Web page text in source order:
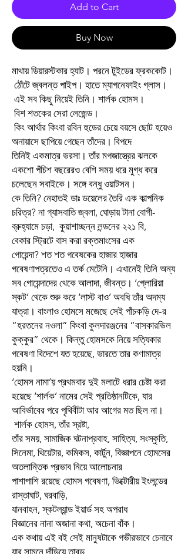
Add to Cart
Buy Now
মাথায় ডিয়ারস্টকার হ্যাট। পরনে টুইডের ফ্রককোট।
ঠোঁটে জ্বলন্ত পাইপ। হাতে ম্যাগনেফাইং গ্লাস।
এই সব কিছু নিয়েই তিনি। শার্লক হোমস।
বিশ শতকের সেরা লেজেন্ড।
কিং আর্থার কিংবা রবিন হুডের চেয়ে বয়সে ছোট হয়েও
অনায়াসে ছাপিয়ে গেছেন তাঁদের। বিপদে
তিনিই একমাত্র ভরসা। তাঁর মগজাস্ত্রের ঝলকে
একশো পঁচিশ বছরেরও বেশি সময় ধরে মুগ্ধ করে
চলেছেন সবাইকে। সঙ্গে বন্ধু ওয়াটসন।
কে তিনি? নেহাতই ডাঃ ডয়েলের তৈরি এক কাল্পনিক
চরিত্র? না গ্যাসবাতি জ্বলা, ঘোড়ায় টানা বোগী-
ব্রুহ্যামে চড়া, কুয়াশাচ্ছন্ন লন্ডনের ২২১ বি,
বেকার স্ট্রিটে বাস করা রক্তমাংসের এক
গোয়েন্দা? শত শত গবেষকের হাজার হাজার
গবেষণাপত্রতেও এ তর্ক মেটেনি। এখানেই তিনি অন্য
সব গোয়েন্দাদের থেকে আলাদা, জীবন্ত। ‘গ্লোরিয়া
স্কট’ থেকে শুরু করে ‘লাস্ট বাও’ অবধি তাঁর অদম্য
যাত্রা। বাংলাও হোমসে মজেছে সেই পাঁচকড়ি দে-র
“হরতনের নওলা” কিংবা কুলদারঞ্জনের “বাসকারভিল
কুক্কুর” থেকে। কিন্তু হোমসকে নিয়ে সত্যিকার
গবেষণা বিদেশে যত হয়েছে, ভারতে তার কণামাত্র
হয়নি।
‘হোমস নামা’য় প্রথমবার দুই মলাটে ধরার চেষ্টা করা
হয়েছে ‘শার্লক’ নামের সেই প্রতিষ্ঠানটিকে, যার
আবির্ভাবের পরে পৃথিবীটা আর আগের মত ছিল না।
শার্লক হোমস, তাঁর স্রষ্টা,
তাঁর সময়, সামাজিক ঘটনাপ্রবাহ, সাহিত্য, সংস্কৃতি,
সিনেমা, থিয়েটার, কমিকস, কার্টুন, বিজ্ঞাপনে হোমসের
অতলান্তিক প্রভাব নিয়ে আলোচনার
পাশাপাশি রয়েছে হোমস গবেষণা, ভিক্টোরীয় ইংলন্ডের
রাস্তাঘাট, ঘরবাড়ি,
যানবাহন, স্কটল্যান্ড ইয়ার্ড সহ অপরাধ
বিজ্ঞানের নানা অজানা কথা, অচেনা বাঁক।
এক কথায় এই বই সেই মানুষটাকে গভীরভাবে চেনাবে
যার সামনে দাঁড়িয়ে তাবড়